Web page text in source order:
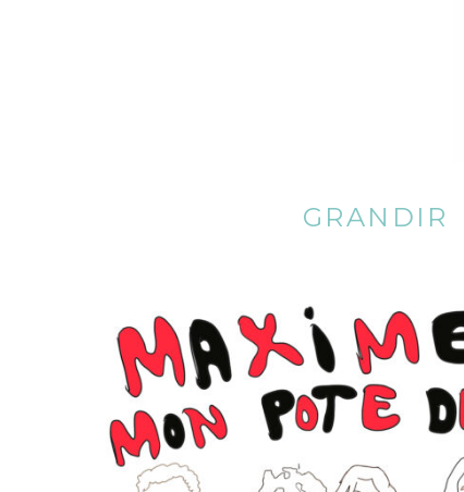
A fleur de voixGRANDIR